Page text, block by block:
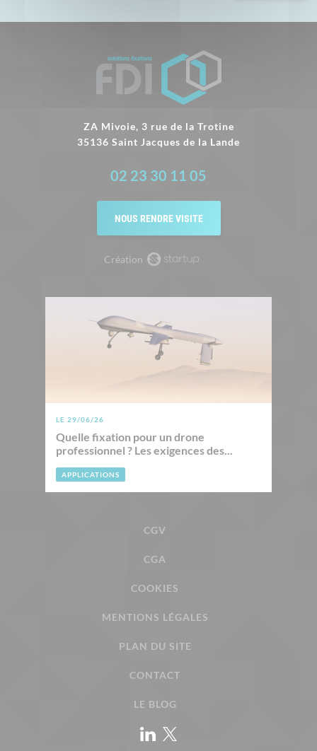
ZA Mivoie, 3 rue de la Trotine
35136 Saint Jacques de la Lande
02 23 30 11 05
NOUS RENDRE VISITE
Création
LE 29/06/26
Quelle fixation pour un drone
professionnel ? Les exigences des...
APPLICATIONS
CGV
CGA
COOKIES
MENTIONS LÉGALES
PLAN DU SITE
CONTACT
LE BLOG